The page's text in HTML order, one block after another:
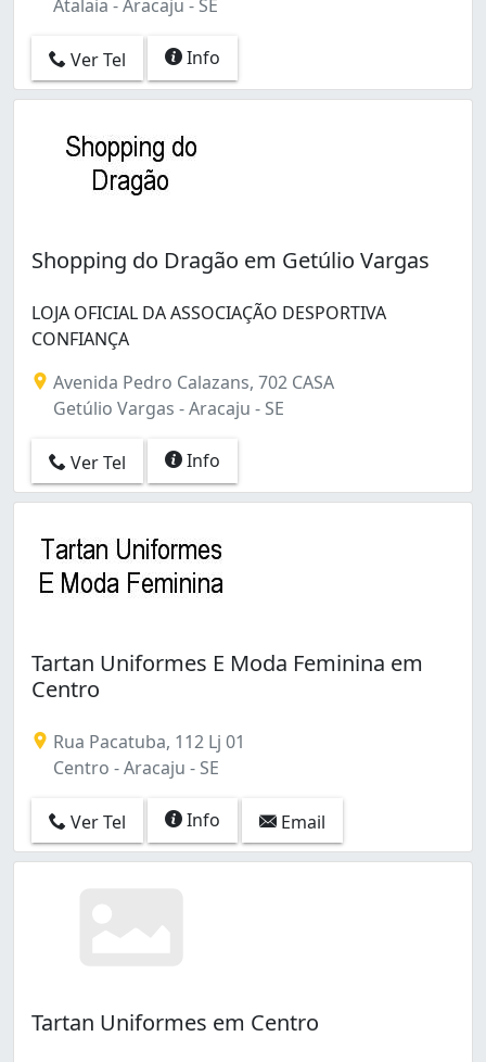
Atalaia - Aracaju - SE
Ver Tel Info
Shopping do Dragão em Getúlio Vargas
LOJA OFICIAL DA ASSOCIAÇÃO DESPORTIVA
CONFIANÇA
Avenida Pedro Calazans, 702 CASA
Getúlio Vargas - Aracaju - SE
Ver Tel Info
Tartan Uniformes E Moda Feminina em
Centro
Rua Pacatuba, 112 Lj 01
Centro - Aracaju - SE
Ver Tel Info Email
Tartan Uniformes em Centro